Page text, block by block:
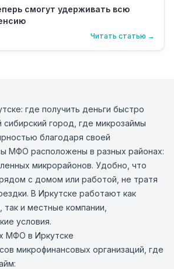
смогут удерживать всю
Читать статью →
где получить деньги быстро
город, где микрозаймы
благодаря своей
МФО расположены в разных районах:
микрорайонов. Удобно, что
с домом или работой, не тратя
В Иркутске работают как
и местные компании,
условия.
МФО в Иркутске
микрофинансовых организаций, где